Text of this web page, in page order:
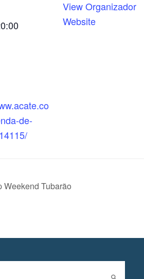
de-
View Organizador
Website
Weekend Tubarão